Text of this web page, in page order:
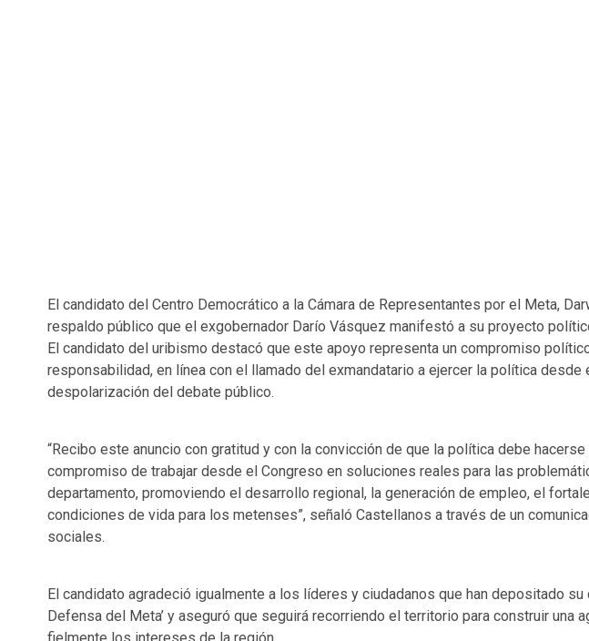
El candidato del Centro Democrático a la Cámara de Representantes por el Meta,
respaldo público que el exgobernador Darío Vásquez manifestó a su proyecto
El candidato del uribismo destacó que este apoyo representa un compromiso
responsabilidad, en línea con el llamado del exmandatario a ejercer la política
despolarización del debate público.
“Recibo este anuncio con gratitud y con la convicción de que la política debe
compromiso de trabajar desde el Congreso en soluciones reales para las
departamento, promoviendo el desarrollo regional, la generación de empleo, el
condiciones de vida para los metenses”, señaló Castellanos a través de un
sociales.
El candidato agradeció igualmente a los líderes y ciudadanos que han depositado su
Defensa del Meta’ y aseguró que seguirá recorriendo el territorio para construir una